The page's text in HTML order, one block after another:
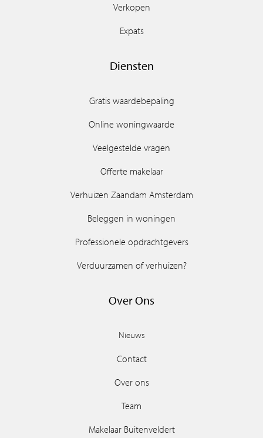
Verkopen
Expats
Diensten
Gratis waardebepaling
Online woningwaarde
Veelgestelde vragen
Offerte makelaar
Verhuizen Zaandam Amsterdam
Beleggen in woningen
Professionele opdrachtgevers
Verduurzamen of verhuizen?
Over Ons
Nieuws
Contact
Over ons
Team
Makelaar Buitenveldert